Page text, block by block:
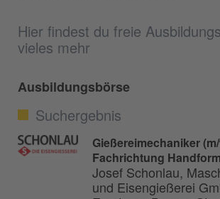
Hier findest du freie
vieles mehr
Ausbildungsbörse
Suchergebnis
Gießereimechaniker
Fachrichtung
Josef Schonlau,
und Eisengießerei